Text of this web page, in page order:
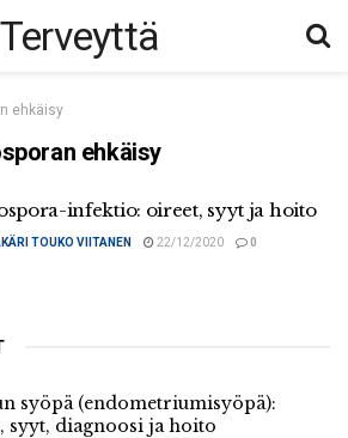
Terveyttä
ehkäisy
ehkäisy
infektio: oireet, syyt ja hoito
TOUKO VIITANEN 22/12/2020 0
syöpä (endometriumisyöpä):
syyt, diagnoosi ja hoito